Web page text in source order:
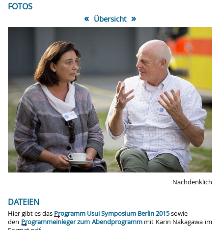
FOTOS
« Übersicht »
Nachdenklich
DATEIEN
Hier gibt es das Programm Usui Symposium Berlin 2015sowie
den Programmeinleger zum Abendprogrammmit Karin Nakagawa im